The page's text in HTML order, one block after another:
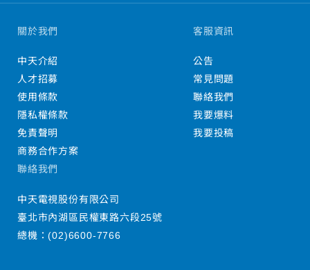
關於我們
中天介紹
人才招募
使用條款
隱私權條款
免責聲明
商務合作方案
客服資訊
公告
常見問題
聯絡我們
我要爆料
我要投稿
聯絡我們
中天電視股份有限公司
臺北市內湖區民權東路六段25號
總機：(02)6600-7766